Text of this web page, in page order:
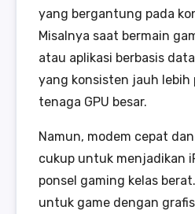
yang bergantung pada
Misalnya saat bermain
atau aplikasi berbasis
yang konsisten jauh lebih
tenaga GPU besar.
Namun, modem cepat
cukup untuk menjadikan
ponsel gaming kelas
untuk game dengan